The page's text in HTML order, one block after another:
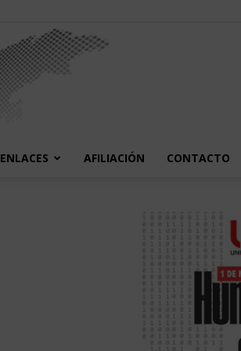
ENLACES AFILIACIÓN CONTACTO